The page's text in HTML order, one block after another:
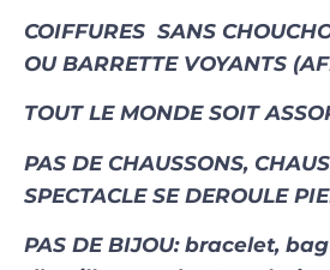
COIFFURES SANS
OU BARRETTE VOYANTS
TOUT LE MONDE SOIT
PAS DE CHAUSSONS,
SPECTACLE SE DEROULE
PAS DE BIJOU: bracelet,